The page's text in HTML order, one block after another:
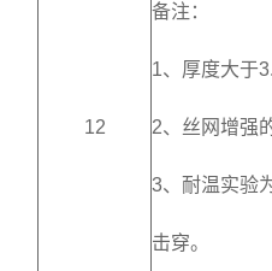
12
备注：
1、厚度大于
2、丝网增强
3、耐温实验
击穿。